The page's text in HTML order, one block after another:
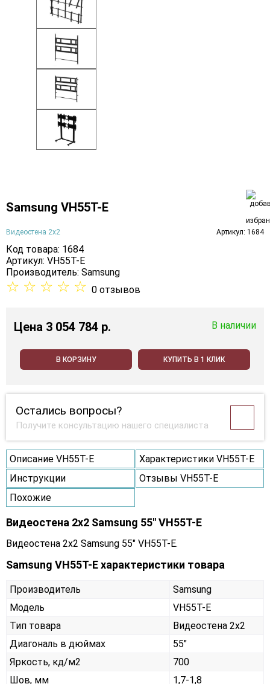
Samsung VH55T-E
Видеостена 2x2 Артикул: 1684
Код товара: 1684
Артикул: VH55T-E
Производитель: Samsung
☆ ☆ ☆ ☆ ☆ 0 отзывов
Цена 3 054 784 p. В наличии
В КОРЗИНУ КУПИТЬ В 1 КЛИК
Остались вопросы?
Получите консультацию нашего специалиста
Описание VH55T-E
Характеристики VH55T-E
Инструкции
Отзывы VH55T-E
Похожие
Видеостена 2x2 Samsung 55" VH55T-E
Видеостена 2x2 Samsung 55" VH55T-E.
Samsung VH55T-E характеристики товара
Производитель
Samsung
Модель
VH55T-E
Тип товара
Видеостена 2х2
Диагональ в дюймах
55"
Яркость, кд/м2
700
Шов, мм
1,7-1,8